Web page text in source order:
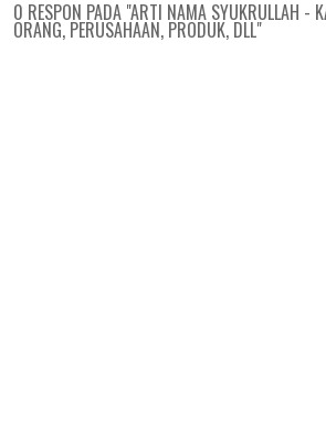
0 RESPON PADA "ARTI NAMA SYUKRULLAH -
ORANG, PERUSAHAAN, PRODUK, DLL"